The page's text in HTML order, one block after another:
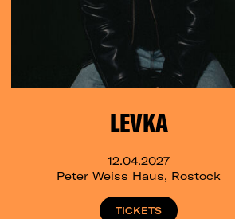
LEVKA
12.04.2027
Peter Weiss Haus, Rostock
TICKETS